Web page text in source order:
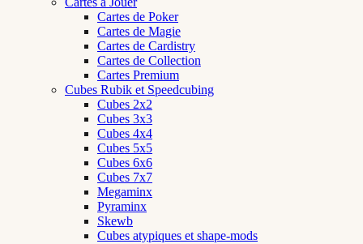
Cartes de Poker
Cartes de Magie
Cartes de Cardistry
Cartes de Collection
Cartes Premium
Cubes Rubik et Speedcubing
Cubes 2x2
Cubes 3x3
Cubes 4x4
Cubes 5x5
Cubes 6x6
Cubes 7x7
Megaminx
Pyraminx
Skewb
Cubes atypiques et shape-mods